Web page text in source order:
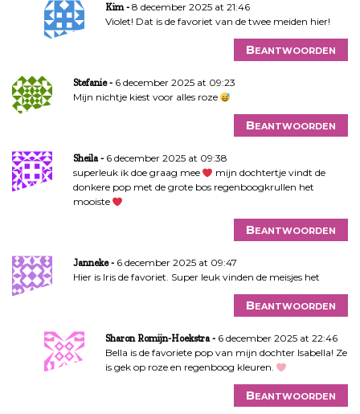
Kim
8 december 2025 at 21:46
Violet! Dat is de favoriet van de twee meiden hier!
Beantwoorden
Stefanie
6 december 2025 at 09:23
Mijn nichtje kiest voor alles roze
Beantwoorden
Sheila
6 december 2025 at 09:38
superleuk ik doe graag mee
mijn dochtertje vindt de
donkere pop met de grote bos regenboogkrullen het
mooiste
Beantwoorden
Janneke
6 december 2025 at 09:47
Hier is Iris de favoriet. Super leuk vinden de meisjes het
Beantwoorden
Sharon Romijn-Hoekstra
6 december 2025 at 22:46
Bella is de favoriete pop van mijn dochter Isabella! Ze
is gek op roze en regenboog kleuren.
Beantwoorden